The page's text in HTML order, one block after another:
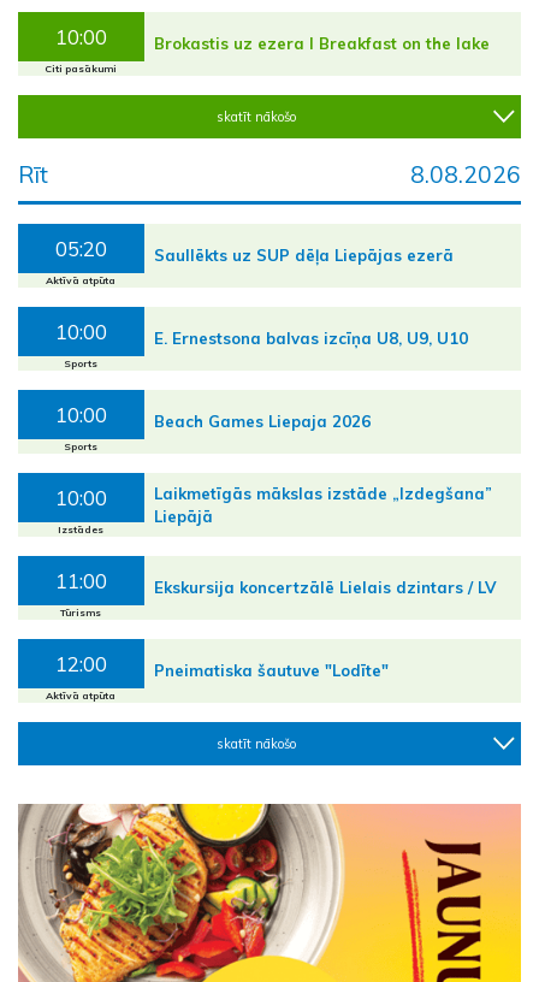
10:00
Citi pasākumi
Brokastis uz ezera I Breakfast on the lake
skatīt nākošo
Rīt 8.08.2026
05:20
Aktīvā atpūta
Saullēkts uz SUP dēļa Liepājas ezerā
10:00
Sports
E. Ernestsona balvas izcīņa U8, U9, U10
10:00
Sports
Beach Games Liepaja 2026
10:00
Izstādes
Laikmetīgās mākslas izstāde „Izdegšana”
Liepājā
11:00
Tūrisms
Ekskursija koncertzālē Lielais dzintars / LV
12:00
Aktīvā atpūta
Pneimatiska šautuve "Lodīte"
skatīt nākošo